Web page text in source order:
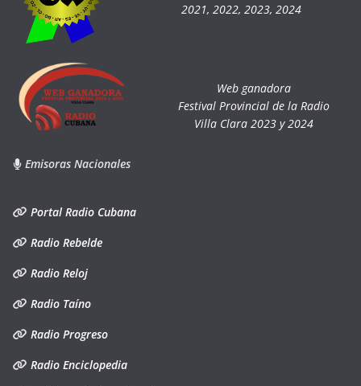
2021, 2022, 2023, 2024
Web ganadora
Festival Provincial de la Radio
Villa Clara 2023 y 2024
Emisoras Nacionales
Portal Radio Cubana
Radio Rebelde
Radio Reloj
Radio Taíno
Radio Progreso
Radio Enciclopedia